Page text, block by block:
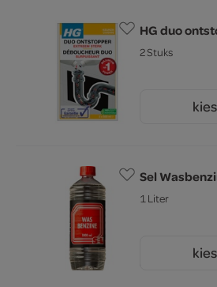
HG duo
2 Stuks
Sel
1 Liter